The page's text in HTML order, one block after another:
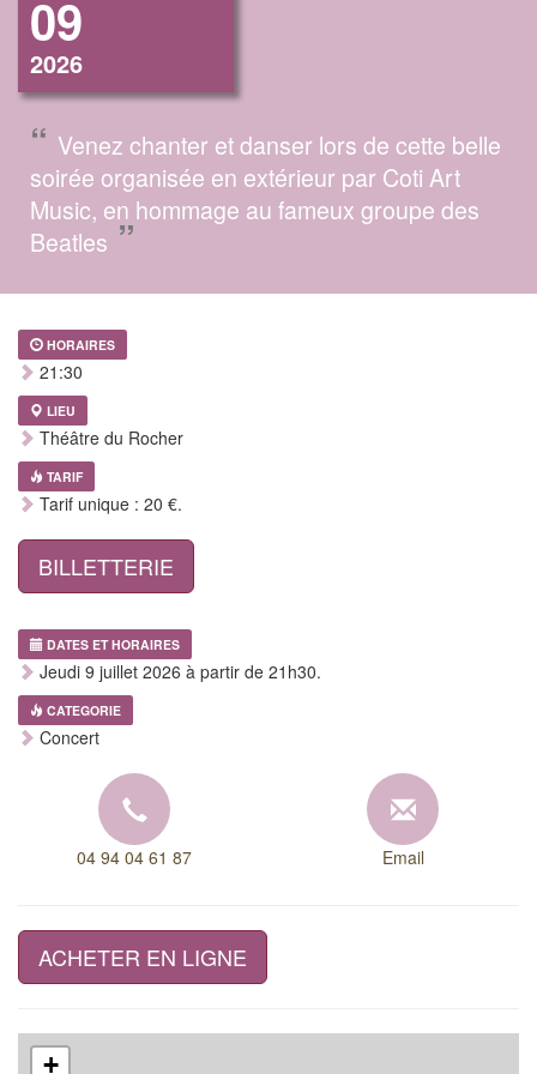
09
2026
“ Venez chanter et danser lors de cette belle
soirée organisée en extérieur par Coti Art
Music, en hommage au fameux groupe des
Beatles ”
HORAIRES
21:30
LIEU
Théâtre du Rocher
TARIF
Tarif unique : 20 €.
BILLETTERIE
DATES ET HORAIRES
Jeudi 9 juillet 2026 à partir de 21h30.
CATEGORIE
Concert
04 94 04 61 87 Email
ACHETER EN LIGNE
+